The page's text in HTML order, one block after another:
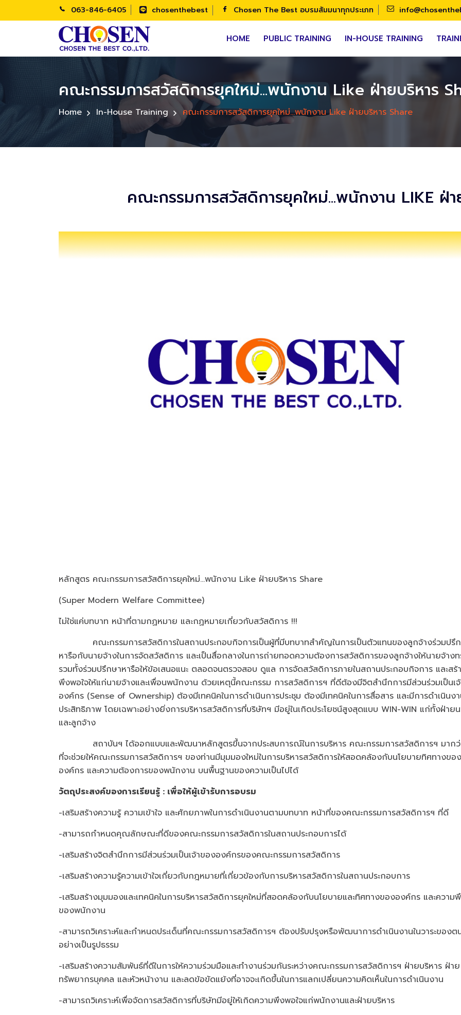
063-846-6405 chosenthebest Chosen The Best อบรมสัมมนาทุกประเภท
HOME PUBLIC TRAINING IN-HOUSE TRAINING
คณะกรรมการสวัสดิการยุคใหม่...พนักงาน Like ฝ่ายบริหาร
Home In-House Training คณะกรรมการสวัสดิการยุคใหม่...พนักงาน Like ฝ่ายบริหาร Share
คณะกรรมการสวัสดิการยุคใหม่...พนักงาน LIKE ฝ่า
หลักสูตร คณะกรรมการสวัสดิการยุคใหม่...พนักงาน Like ฝ่ายบริหาร Share
(Super Modern Welfare Committee)
ไม่ใช่แค่บทบาท หน้าที่ตามกฏหมาย และกฏหมายเกี่ยวกับสวัสดิการ !!!
คณะกรรมการสวัสดิการในสถานประกอบกิจการเป็นผู้ที่มีบทบาทสำคัญในการเป็นตัวแทนของลูกจ้างร่วมปรึ
หารือกับนายจ้างในการจัดสวัสดิการ และเป็นสื่อกลางในการถ่ายทอดความต้องการสวัสดิการของลูกจ้างให้นายจ้างท
รวมทั้งร่วมปรึกษาหารือให้ข้อเสนอแนะ ตลอดจนตรวจสอบ ดูแล การจัดสวัสดิการภายในสถานประกอบกิจการ และสร้
พึงพอใจให้แก่นายจ้างและเพื่อนพนักงาน ด้วยเหตุนี้คณะกรรม การสวัสดิการฯ ที่ดีต้องมีจิตสำนึกการมีส่วนร่วมเป็นเ
องค์กร (Sense of Ownership) ต้องมีเทคนิคในการดำเนินการประชุม ต้องมีเทคนิคในการสื่อสาร และมีการดำเนินง
ประสิทธิภาพ โดยเฉพาะอย่างยิ่งการบริหารสวัสดิการที่บริษัทฯ มีอยู่ในเกิดประโยชน์สูงสุดแบบ WIN-WIN แก่ทั้งฝ่าย
และลูกจ้าง
สถาบันฯ ได้ออกแบบและพัฒนาหลักสูตรขึ้นจากประสบการณ์ในการบริหาร คณะกรรมการสวัสดิการฯ มาก
ที่จะช่วยให้คณะกรรมการสวัสดิการฯ ของท่านมีมุมมองใหม่ในการบริหารสวัสดิการให้สอดคล้องกับนโยบายทิศทางของ
องค์กร และความต้องการของพนักงาน บนพื้นฐานของความเป็นไปได้
วัตถุประสงค์ของการเรียนรู้ : เพื่อให้ผู้เข้ารับการอบรม
-เสริมสร้างความรู้ ความเข้าใจ และศักยภาพในการดำเนินงานตามบทบาท หน้าที่ของคณะกรรมการสวัสดิการฯ ที่ดี
-สามารถกำหนดคุณลักษณะที่ดีของคณะกรรมการสวัสดิการในสถานประกอบการได้
-เสริมสร้างจิตสำนึกการมีส่วนร่วมเป็นเจ้าขององค์กรของคณะกรรมการสวัสดิการ
-เสริมสร้างความรู้ความเข้าใจเกี่ยวกับกฎหมายที่เกี่ยวข้องกับการบริหารสวัสดิการในสถานประกอบการ
-เสริมสร้างมุมมองและเทคนิคในการบริหารสวัสดิการยุคใหม่ที่สอดคล้องกับนโยบายและทิศทางขององค์กร และความ
ของพนักงาน
-สามารถวิเคราะห์และกำหนดประเด็นที่คณะกรรมการสวัสดิการฯ ต้องปรับปรุงหรือพัฒนาการดำเนินงานในวาระของต
อย่างเป็นรูปธรรม
-เสริมสร้างความสัมพันธ์ที่ดีในการให้ความร่วมมือและทำงานร่วมกันระหว่างคณะกรรมการสวัสดิการฯ ฝ่ายบริหาร ฝ่าย
ทรัพยากรบุคคล และหัวหน้างาน และลดข้อขัดแย้งที่อาจจะเกิดขึ้นในการแลกเปลี่ยนความคิดเห็นในการดำเนินงาน
-สามารถวิเคราะห์เพื่อจัดการสวัสดิการที่บริษัทมีอยู่ให้เกิดความพึงพอใจแก่พนักงานและฝ่ายบริหาร